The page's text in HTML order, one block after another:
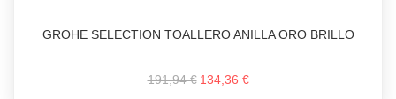
GROHE SELECTION TOALLERO ANILLA ORO BRILLO
191,94 € 134,36 €